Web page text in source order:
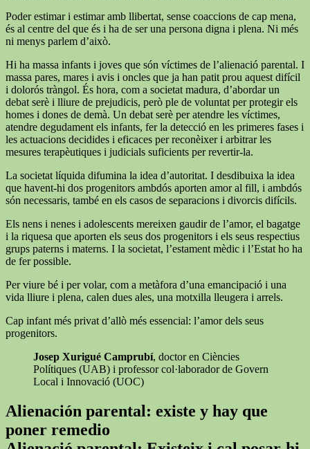
Poder estimar i estimar amb llibertat, sense coaccions de cap mena,
és al centre del que és i ha de ser una persona digna i plena. Ni més
ni menys parlem d’això.
Hi ha massa infants i joves que són víctimes de l’alienació parental. I
massa pares, mares i avis i oncles que ja han patit prou aquest difícil
i dolorós tràngol. És hora, com a societat madura, d’abordar un
debat serè i lliure de prejudicis, però ple de voluntat per protegir els
homes i dones de demà. Un debat serè per atendre les víctimes,
atendre degudament els infants, fer la detecció en les primeres fases i
les actuacions decidides i eficaces per reconèixer i arbitrar les
mesures terapèutiques i judicials suficients per revertir-la.
La societat líquida difumina la idea d’autoritat. I desdibuixa la idea
que havent-hi dos progenitors ambdós aporten amor al fill, i ambdós
són necessaris, també en els casos de separacions i divorcis difícils.
Els nens i nenes i adolescents mereixen gaudir de l’amor, el bagatge
i la riquesa que aporten els seus dos progenitors i els seus respectius
grups paterns i materns. I la societat, l’estament mèdic i l’Estat ho ha
de fer possible.
Per viure bé i per volar, com a metàfora d’una emancipació i una
vida lliure i plena, calen dues ales, una motxilla lleugera i arrels.
Cap infant més privat d’allò més essencial: l’amor dels seus
progenitors.
Josep Xurigué Camprubí, doctor en Ciències
Polítiques (UAB) i professor col·laborador de Govern
Local i Innovació (UOC)
Alienación parental: existe y hay que
poner remedio